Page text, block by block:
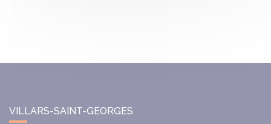
VILLARS-SAINT-GEORGES